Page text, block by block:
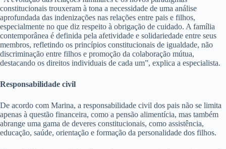
constitucionais trouxeram à tona a necessidade de uma análise
aprofundada das indenizações nas relações entre pais e filhos,
especialmente no que diz respeito à obrigação de cuidado. A família
contemporânea é definida pela afetividade e solidariedade entre seus
membros, refletindo os princípios constitucionais de igualdade, não
discriminação entre filhos e promoção da colaboração mútua,
destacando os direitos individuais de cada um”, explica a especialista.
Responsabilidade civil
De acordo com Marina, a responsabilidade civil dos pais não se limita
apenas à questão financeira, como a pensão alimentícia, mas também
abrange uma gama de deveres constitucionais, como assistência,
educação, saúde, orientação e formação da personalidade dos filhos.